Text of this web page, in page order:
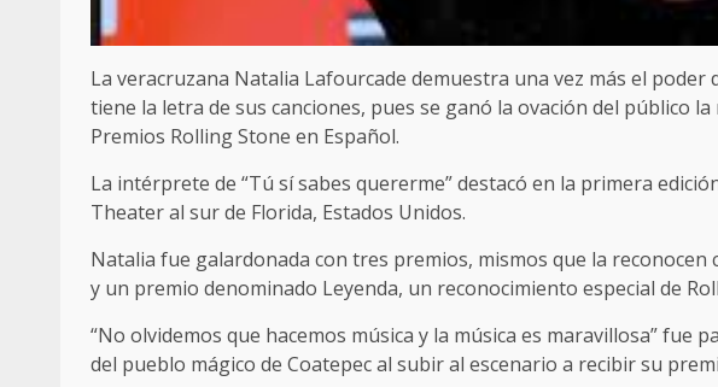
La veracruzana Natalia Lafourcade demuestra una vez más el poder
tiene la letra de sus canciones, pues se ganó la ovación del público
Premios Rolling Stone en Español.
La intérprete de “Tú sí sabes quererme” destacó en la primera
Theater al sur de Florida, Estados Unidos.
Natalia fue galardonada con tres premios, mismos que la
y un premio denominado Leyenda, un reconocimiento especial de
“No olvidemos que hacemos música y la música es maravillosa” fue
del pueblo mágico de Coatepec al subir al escenario a recibir su